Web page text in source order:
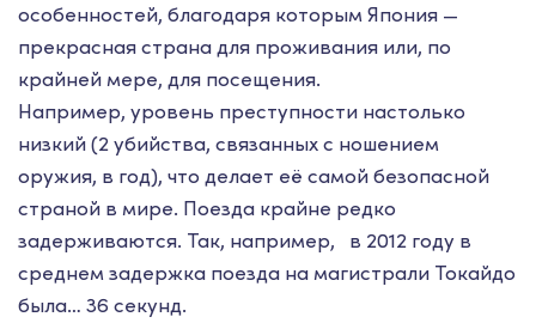
особенностей, благодаря которым Япония —
прекрасная страна для проживания или, по
крайней мере, для посещения.
Например, уровень преступности настолько
низкий (2 убийства, связанных с ношением
оружия, в год), что делает её самой безопасной
страной в мире. Поезда крайне редко
задерживаются. Так, например, в 2012 году в
среднем задержка поезда на магистрали Токайдо
была… 36 секунд.